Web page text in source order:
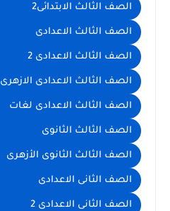
الصف الثالث الابتدائى2
الصف الثالث الاعدادى
الصف الثالث الاعدادى 2
الصف الثالث الاعدادى الازهرى
الصف الثالث الاعدادى لغات
الصف الثالث الثانوى
الصف الثالث الثانوى الأزهرى
الصف الثانى الاعدادى
الصف الثانى الاعدادى 2